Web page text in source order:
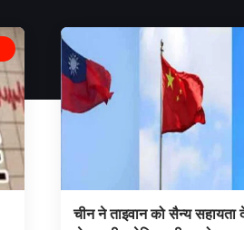
चीन ने ताइवान को सैन्य सहायता